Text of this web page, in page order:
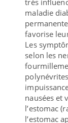
maladie
favorise
Les
selon les
nausées et
l’estomac
l’estomac